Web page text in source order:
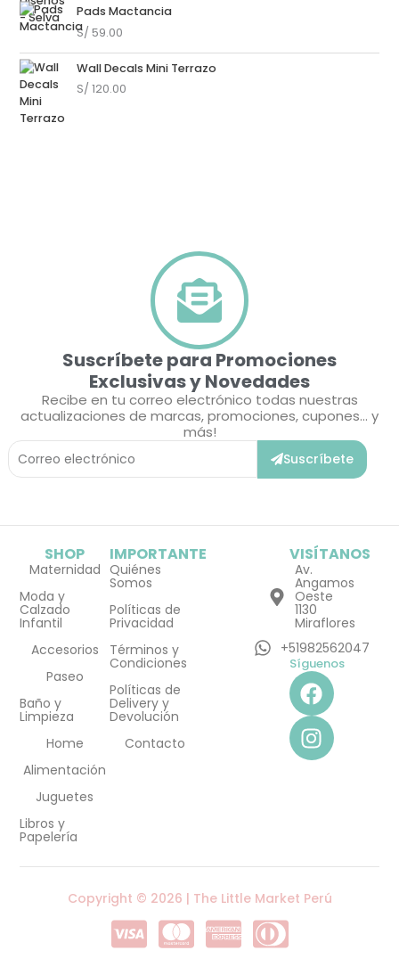
Pads Mactancia
S/ 59.00
Wall Decals Mini Terrazo
S/ 120.00
Suscríbete para Promociones
Exclusivas y Novedades
Recibe en tu correo electrónico todas nuestras
actualizaciones de marcas, promociones, cupones... y
más!
Correo
Electrónico
Suscríbete
SHOP
Maternidad
Moda y
Calzado
Infantil
Accesorios
Paseo
Baño y
Limpieza
Home
Alimentación
Juguetes
Libros y
Papelería
IMPORTANTE
Quiénes
Somos
Políticas de
Privacidad
Términos y
Condiciones
Políticas de
Delivery y
Devolución
Contacto
VISÍTANOS
Av.
Angamos
Oeste
1130
Miraflores
+51982562047
Síguenos
F
a
c
e
b
I
n
s
t
a
m
Copyright © 2026 | The Little Market Perú
C C C C